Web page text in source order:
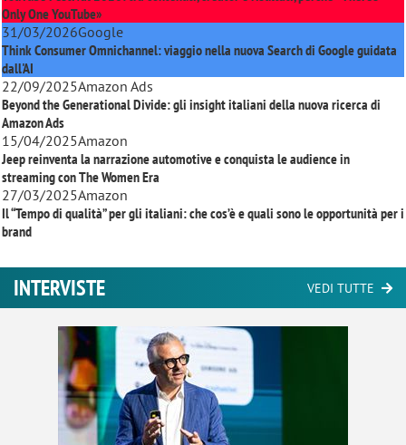
Only One YouTube»
31/03/2026Google
Think Consumer Omnichannel: viaggio nella nuova Search di Google guidata
dall'AI
22/09/2025Amazon Ads
Beyond the Generational Divide: gli insight italiani della nuova ricerca di
Amazon Ads
15/04/2025Amazon
Jeep reinventa la narrazione automotive e conquista le audience in
streaming conThe Women Era
27/03/2025Amazon
Il “Tempo di qualità” per gli italiani: che cos’è e quali sono le opportunità per i
brand
INTERVISTE VEDI TUTTE